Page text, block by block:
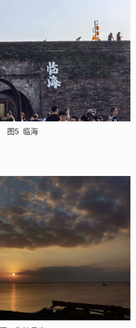
图5 临海